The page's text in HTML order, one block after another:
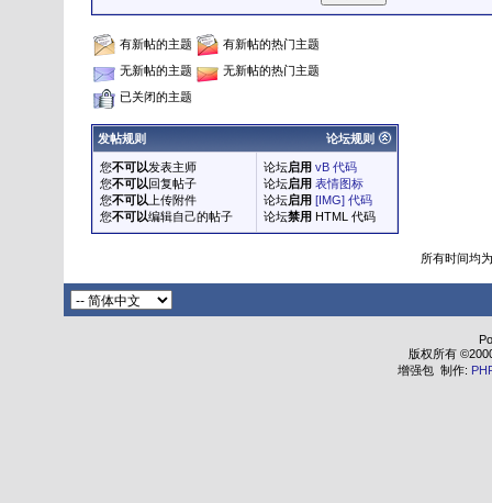
有新帖的主题
有新帖的热门主题
无新帖的主题
无新帖的热门主题
已关闭的主题
论坛规则
发帖规则
您不可以发表主师
您不可以回复帖子
您不可以 上传附件
您不可以编辑自己的帖子
论坛启用 vB 代码
论坛启用 表情图标
论坛启用 [IMG] 代码
论坛禁用 HTML 代码
所有时间均为
版权所有
增强包 制作: